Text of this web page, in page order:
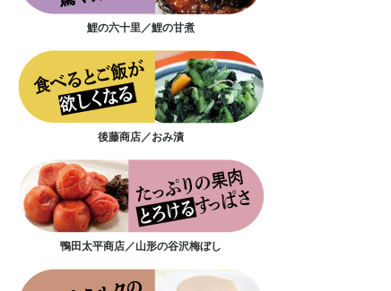
鯉の六十里／鯉の甘煮
後藤商店／おみ漬
鴨田太平商店／山形の谷沢梅ぼし